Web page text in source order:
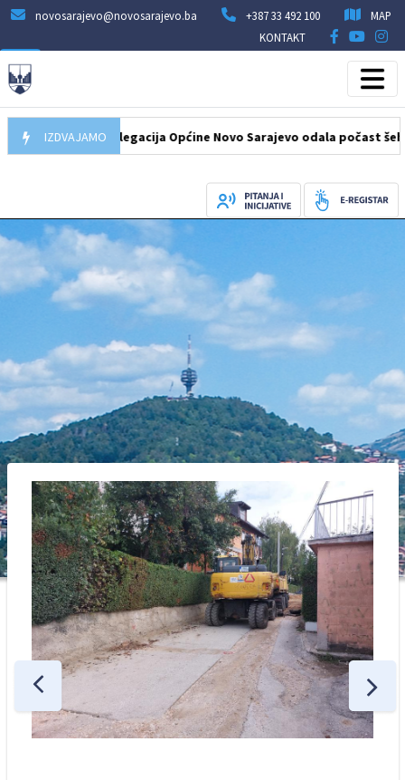
novosarajevo@novosarajevo.ba +387 33 492 100
MAP
KONTAKT
IZDVAJAMO
Delegacija Općine Novo Sarajevo odala počast šehidima i